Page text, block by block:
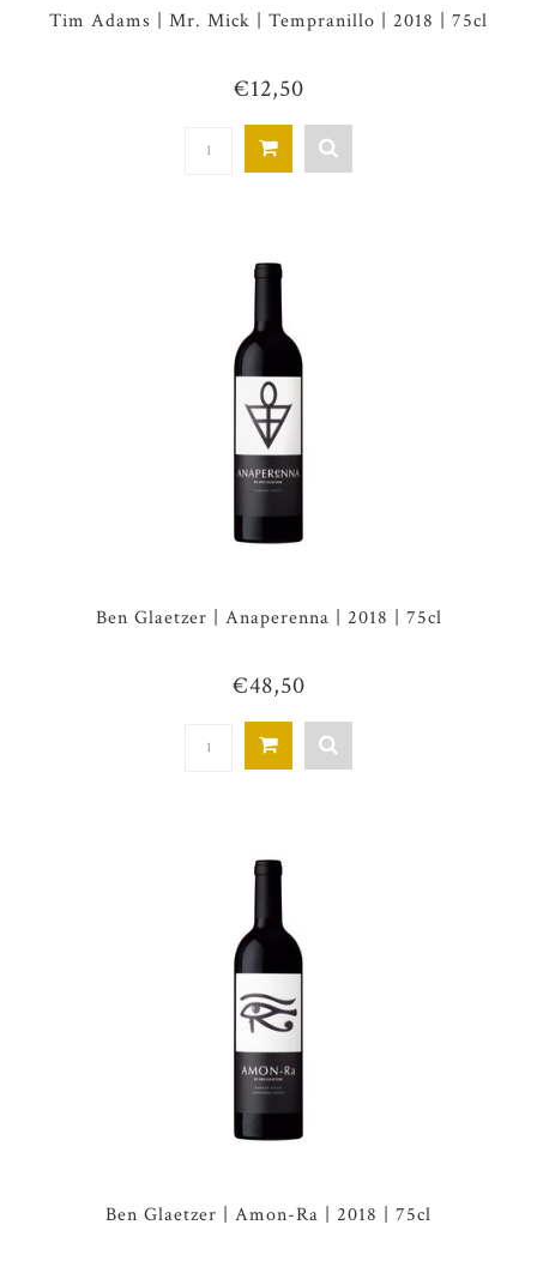
Tim Adams | Mr. Mick | Tempranillo | 2018 | 75cl
€12,50
Ben Glaetzer | Anaperenna | 2018 | 75cl
€48,50
Ben Glaetzer | Amon-Ra | 2018 | 75cl